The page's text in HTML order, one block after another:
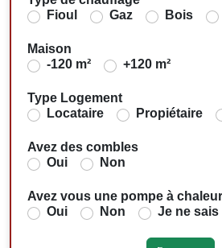
Fioul
Gaz Bois
Maison
-120 m²
+120 m²
Type Logement
Locataire
Propiétaire
Avez des combles
Oui
Non
Avez vous une pompe à chaleur
Oui
Non Je ne sais